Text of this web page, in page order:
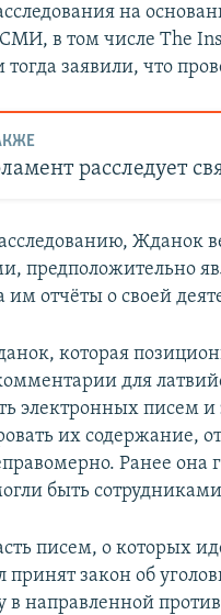
на
в том числе The
заявили, что
расследует
Жданок
предположительно
им отчёты о своей
которая
для
электронных писем и
их содержание,
Ранее она
быть
писем, о которых
принят закон об
в направленной